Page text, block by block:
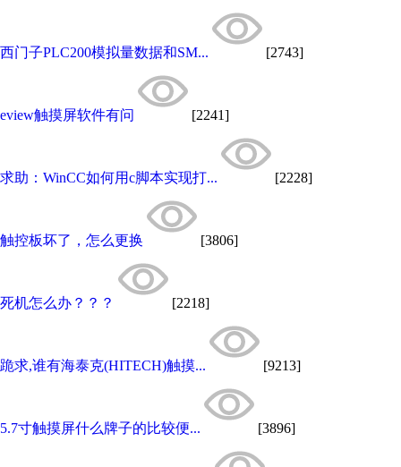
西门子PLC200模拟量数据和SM... [2743]
eview触摸屏软件有问 [2241]
求助：WinCC如何用c脚本实现打... [2228]
触控板坏了，怎么更换 [3806]
死机怎么办？？？ [2218]
跪求,谁有海泰克(HITECH)触摸... [9213]
5.7寸触摸屏什么牌子的比较便... [3896]